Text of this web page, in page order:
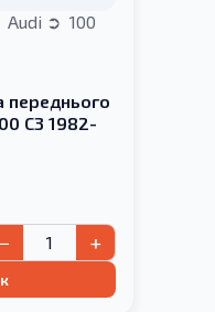
Audi
100
переднього
C3 1982-
− +